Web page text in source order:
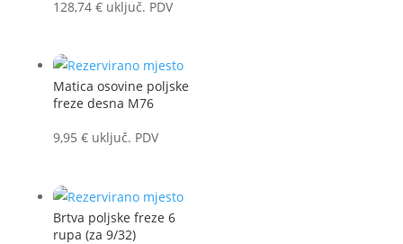
128,74 € uključ. PDV
Matica osovine poljske
freze desna M76
9,95 € uključ. PDV
Brtva poljske freze 6
rupa (za 9/32)